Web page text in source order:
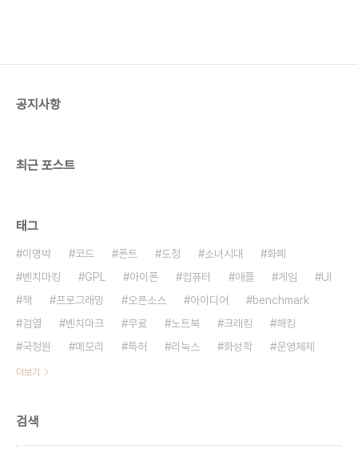
공지사항
최근 포스트
태그
이명박 코드 폰트 도청 소녀시대
화폐
벤치마킹
GPL 아이폰 컴퓨터 애플 게임
UI
책
프로그래밍 오픈소스 아이디어
benchmark
검열
벤치마크 무료 노트북 크래킹
해킹
국정원
메모리 특허 리눅스 화성학 운영체제
더보기
검색